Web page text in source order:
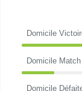
Domicile
Domicile Match
Domicile